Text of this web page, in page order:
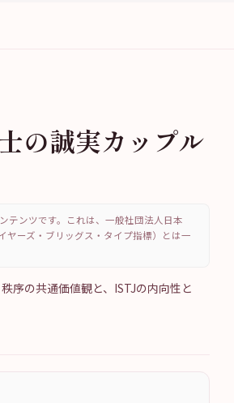
の誠実カップル
テンツです。これは、一般社団法人日本
ヤーズ・ブリッグス・タイプ指標）とは一
序の共通価値観と、ISTJの内向性と